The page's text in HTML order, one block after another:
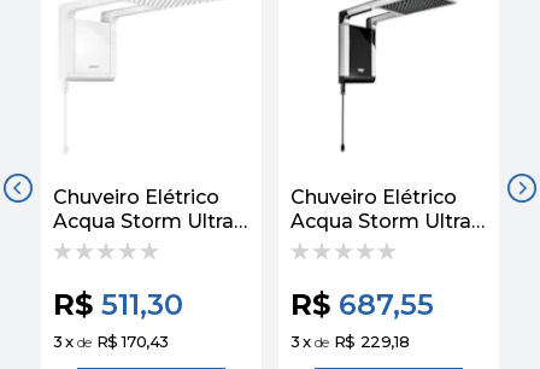
Chuveiro Elétrico
Acqua Storm Ultra
6800W 220V
Lorenzetti
R$ 511,30
3x de R$ 170,43
Chuveiro Elétrico
Acqua Storm Ultra
7800W 220V Preto
Lorenzetti
R$ 687,55
3x de R$ 229,18